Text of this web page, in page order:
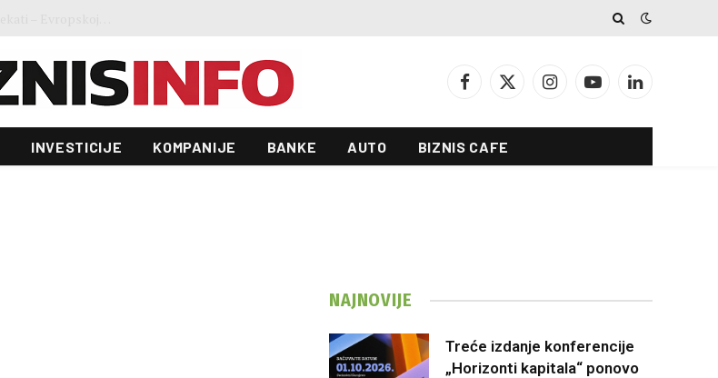
Facebook
X
InstagramYouTubeLinkedIn
INVESTICIJE KOMPANIJE BANKE AUTO BIZNIS CAFE
NAJNOVIJE
Treće izdanje konferencije
„Horizonti kapitala“ ponovo